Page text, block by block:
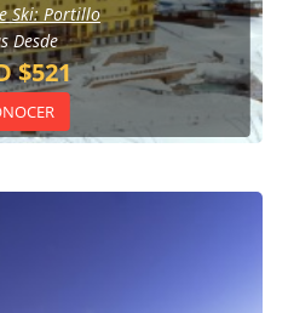
Ski: Portillo
Desde
$521